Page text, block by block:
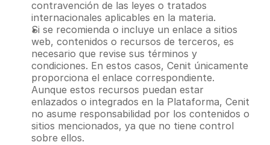
contravención de las leyes o tratados
internacionales aplicables en la materia.
Si se recomienda o incluye un enlace a sitios
web, contenidos o recursos de terceros, es
necesario que revise sus términos y
condiciones. En estos casos, Cenit únicamente
proporciona el enlace correspondiente.
Aunque estos recursos puedan estar
enlazados o integrados en la Plataforma, Cenit
no asume responsabilidad por los contenidos o
sitios mencionados, ya que no tiene control
sobre ellos.